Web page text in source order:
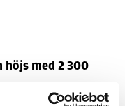
höjs med 2 300